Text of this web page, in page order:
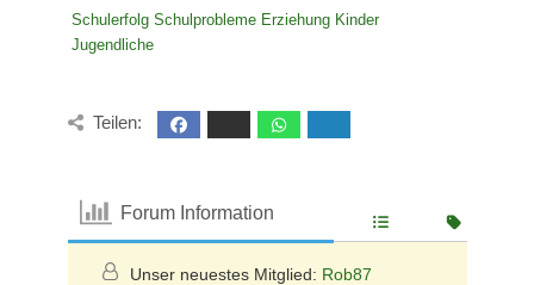
Schulerfolg Schulprobleme Erziehung Kinder
Jugendliche
Teilen:
Forum Information
Unser neuestes Mitglied: Rob87